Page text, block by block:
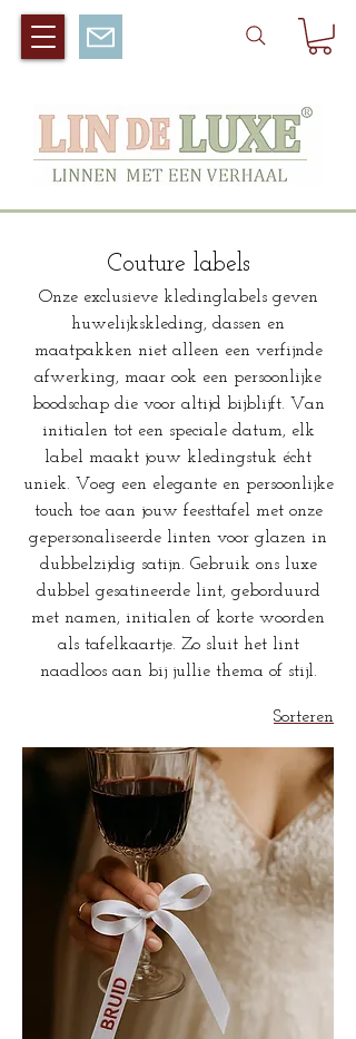
Couture labels
Onze exclusieve kledinglabels geven
huwelijkskleding, dassen en
maatpakken niet alleen een verfijnde
afwerking, maar ook een persoonlijke
boodschap die voor altijd bijblijft. Van
initialen tot een speciale datum, elk
label maakt jouw kledingstuk écht
uniek. Voeg een elegante en persoonlijke
touch toe aan jouw feesttafel met onze
gepersonaliseerde linten voor glazen in
dubbelzijdig satijn. Gebruik ons luxe
dubbel gesatineerde lint, geborduurd
met namen, initialen of korte woorden
als tafelkaartje. Zo sluit het lint
naadloos aan bij jullie thema of stijl.
Sorteren